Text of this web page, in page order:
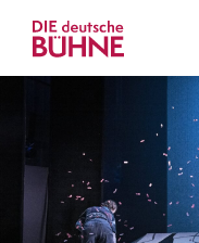
Musiktheater
Tanz
Crossover